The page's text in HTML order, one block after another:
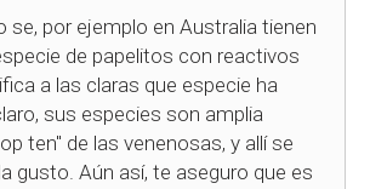
se, por ejemplo en Australia tienen
de papelitos con reactivos
a las claras que especie ha
sus especies son amplia
ten" de las venenosas, y allí se
gusto. Aún así, te aseguro que es